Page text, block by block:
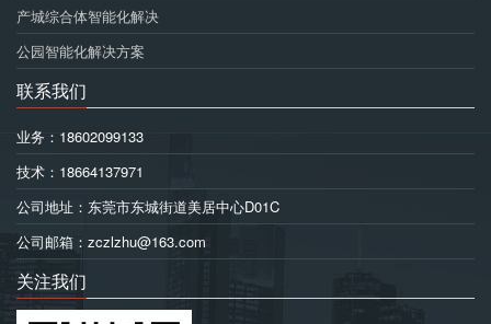
产城综合体智能化解决
公园智能化解决方案
联系我们
业务：18602099133
技术：18664137971
公司地址：东莞市东城街道美居中心D01C
公司邮箱：zczlzhu@163.com
关注我们